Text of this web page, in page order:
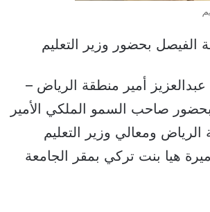
بحضور وزير التعليم
أمير منطقة الرياض –
صاحب السمو الملكي الأمير
ومعالي وزير التعليم
هيا بنت تركي بمقر الجامعة